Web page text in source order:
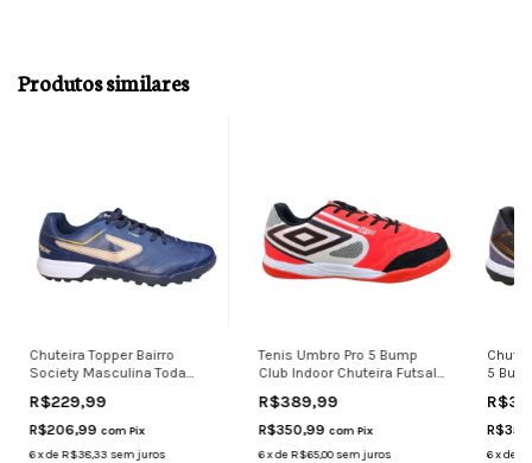
Produtos similares
Chuteira Topper Bairro
Society Masculina Toda
R$229,99
R$206,99 com Pix
6xdeR$38,33 sem juros
Tenis Umbro Pro 5 Bump
Club Indoor Chuteira Futsal
R$389,99
R$350,99 com Pix
6xdeR$65,00 sem juros
5
6xde